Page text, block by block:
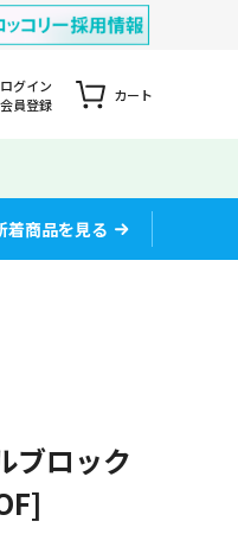
ログイン
会員登録
カート
着商品を見る
ブロック